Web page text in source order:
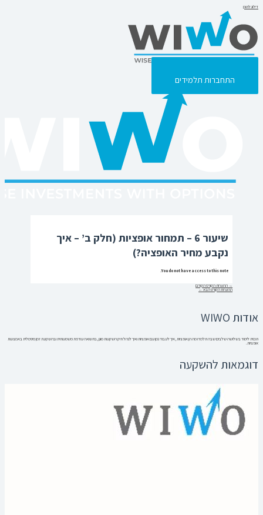
דילוג לתוכן
התחברות תלמידים
שיעור 6 – תמחור אופציות (חלק ב’ – איך
נקבע מחיר האופציה?)
You do not have access to this note.
→ ההערות הקורס הקודם
ההערות הקורס הבא←
אודות WIWO
תכנית לימוד בשלושה שלבים שבה תלמדו מה הן אופציות, איך לעבוד נכון עם אופציות ואיך לנהל תיק השקעות מוגן, בתשואה עודפת משמעותית ובהשקעת זמן מינימלית באמצעות
אופציות.
דוגמאות להשקעה